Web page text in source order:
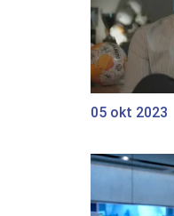
05 okt 2023